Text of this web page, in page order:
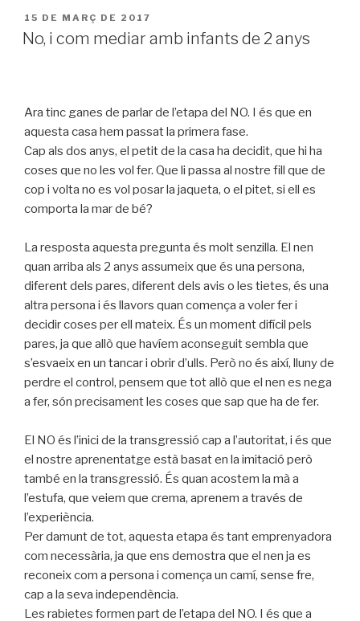
PUBLICAT
A
15 DE MARÇ DE 2017
No, i com mediar amb infants de 2 anys
Ara tinc ganes de parlar de l’etapa del NO. I és que en
aquesta casa hem passat la primera fase.
Cap als dos anys, el petit de la casa ha decidit, que hi ha
coses que no les vol fer. Que li passa al nostre fill que de
cop i volta no es vol posar la jaqueta, o el pitet, si ell es
comporta la mar de bé?
La resposta aquesta pregunta és molt senzilla. El nen
quan arriba als 2 anys assumeix que és una persona,
diferent dels pares, diferent dels avis o les tietes, és una
altra persona i és llavors quan comença a voler fer i
decidir coses per ell mateix. És un moment difícil pels
pares, ja que allò que havíem aconseguit sembla que
s’esvaeix en un tancar i obrir d’ulls. Però no és així, lluny de
perdre el control, pensem que tot allò que el nen es nega
a fer, són precisament les coses que sap que ha de fer.
El NO és l’inici de la transgressió cap a l’autoritat, i és que
el nostre aprenentatge està basat en la imitació però
també en la transgressió. És quan acostem la mà a
l’estufa, que veiem que crema, aprenem a través de
l’experiència.
Per damunt de tot, aquesta etapa és tant emprenyadora
com necessària, ja que ens demostra que el nen ja es
reconeix com a persona i comença un camí, sense fre,
cap a la seva independència.
Les rabietes formen part de l’etapa del NO. I és que a